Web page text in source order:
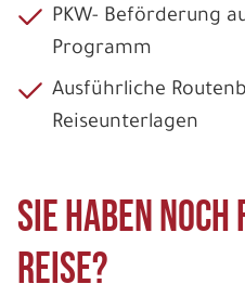
PKW- Beförderung
Programm
Ausführliche
Reiseunterlagen
Sie haben
Reise?